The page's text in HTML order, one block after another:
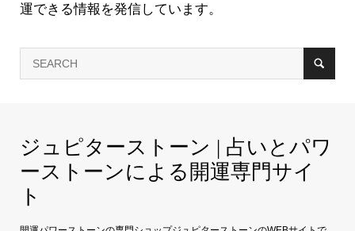
運できる情報を発信しています。
ジュピターストーン | 占いとパワ
ーストーンによる開運専門サイ
ト